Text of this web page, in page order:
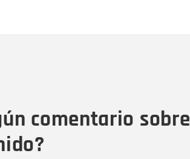
comentario sobre